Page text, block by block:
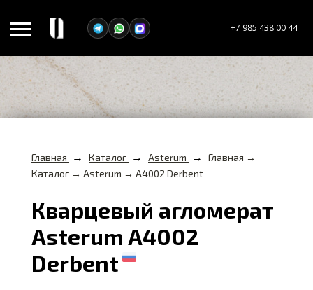
+7 985 438 00 44
Главная → Каталог → Asterum →
Главная →
Каталог → Asterum → A4002 Derbent
Кварцевый агломерат
Asterum A4002
Derbent